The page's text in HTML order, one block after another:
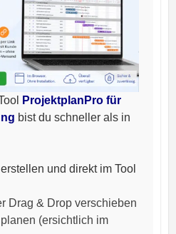
ProjektplanPro für
bist du schneller als in
und direkt im Tool
Drag & Drop verschieben
(ersichtlich im